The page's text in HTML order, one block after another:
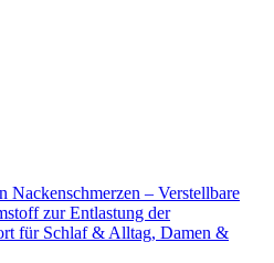
– Verstellbare
zur Entlastung der
für Schlaf & Alltag, Damen &